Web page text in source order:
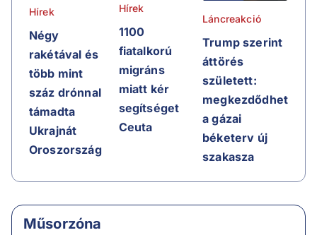
Hírek
Négy
rakétával és
több mint
száz drónnal
támadta
Ukrajnát
Oroszország
Hírek
1100
fiatalkorú
migráns
miatt kér
segítséget
Ceuta
Láncreakció
Trump szerint
áttörés
született:
megkezdődhet
a gázai
béketerv új
szakasza
Műsorzóna